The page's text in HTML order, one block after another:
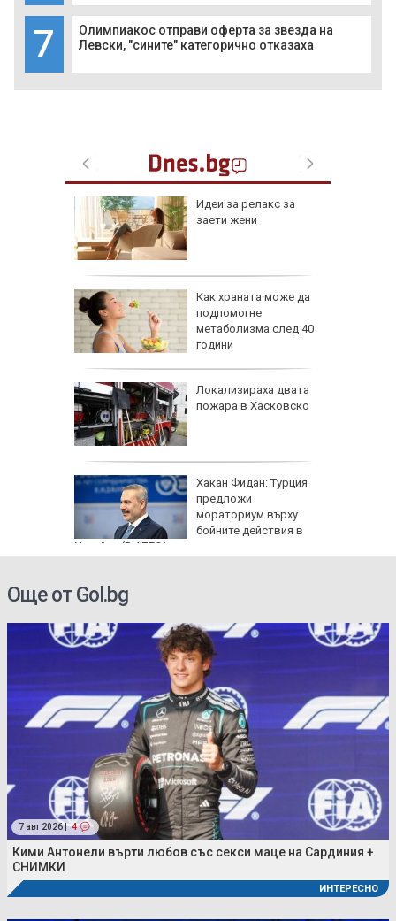
7
Олимпиакос отправи оферта за звезда на
Левски, "сините" категорично отказаха
Идеи за релакс за
заети жени
Как храната може да
подпомогне
метаболизма след 40
години
Локализираха двата
пожара в Хасковско
Хакан Фидан: Турция
предложи
мораториум върху
бойните действия в
Украйна (ВИДЕО)
Още от Gol.bg
7 авг 2026 | 4
Кими Антонели върти любов със секси маце на Сардиния +
СНИМКИ
ИНТЕРЕСНО